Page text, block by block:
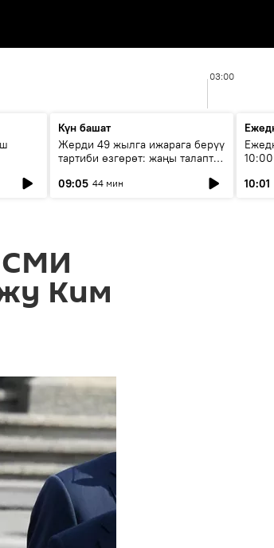
03:00
Күн башат
Жерди 49 жылга ижарага берүү
тартиби өзгөрөт: жаңы талаптар
09:05 44 мин
10:00
10:01
СМИ
Ким